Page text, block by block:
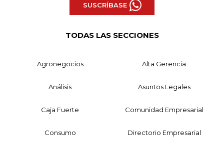
SUSCRÍBASE
TODAS LAS SECCIONES
Agronegocios Alta Gerencia
Análisis Asuntos Legales
Caja Fuerte Comunidad Empresarial
Consumo Directorio Empresarial